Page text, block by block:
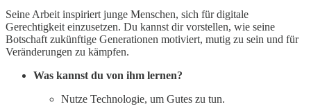
Seine Arbeit inspiriert junge Menschen, sich für digitale
Gerechtigkeit einzusetzen. Du kannst dir vorstellen, wie seine
Botschaft zukünftige Generationen motiviert, mutig zu sein und für
Veränderungen zu kämpfen.
Was kannst du von ihm lernen?
Nutze Technologie, um Gutes zu tun.